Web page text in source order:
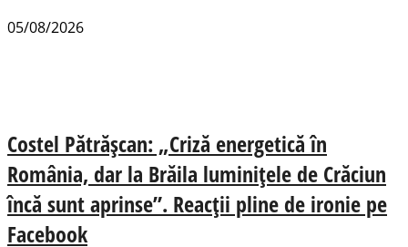
05/08/2026
Costel Pătrășcan: „Criză energetică în
România, dar la Brăila luminițele de Crăciun
încă sunt aprinse”. Reacții pline de ironie pe
Facebook